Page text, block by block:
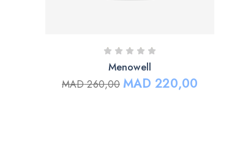
Menowell
MAD260,00 MAD 220,00